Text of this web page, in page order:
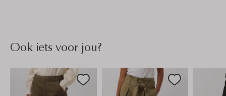
Ook iets voor jou?